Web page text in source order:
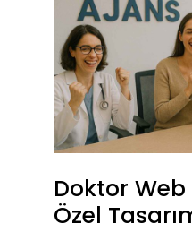
Doktor
Özel